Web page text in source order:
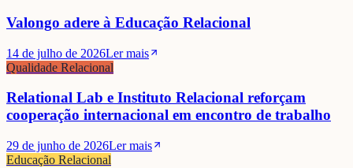
Valongo adere à Educação Relacional
14 de julho de 2026Ler mais
Qualidade Relacional
Relational Lab e Instituto Relacional reforçam
cooperação internacional em encontro de trabalho
29 de junho de 2026Ler mais
Educação Relacional